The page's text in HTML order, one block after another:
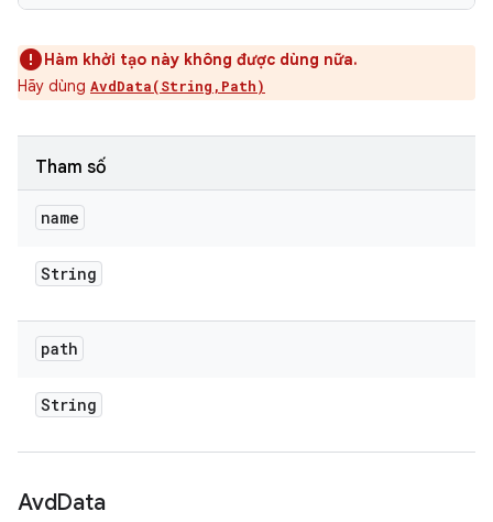
Hàm khởi tạo này không được dùng nữa.
Hãy dùng AvdData(String,Path)
Tham số
name
String
path
String
AvdData